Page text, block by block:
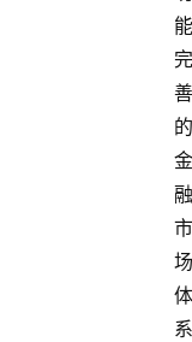
能
完
善
的
金
融
市
场
体
系